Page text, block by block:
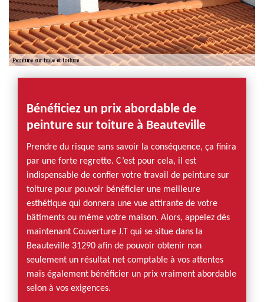
Bénéficiez un prix abordable de
peinture sur toiture à Beauteville
Prendre du risque sans savoir la conséquence, ça finira
par une forte regrette. C’est pour cela, il est
indispensable de confier votre travail de peinture sur
toiture pour pouvoir bénéficier une meilleure
esthétique qui donnera une vue attirante de votre
bâtiments ou même votre maison. Alors, appelez dès
maintenant Couverture J.T qui se situe dans la
Beauteville 31290 afin de pouvoir obtenir non
seulement un résultat net comptable à vos attentes
mais également bénéficier un prix vraiment abordable
selon à vos exigences.